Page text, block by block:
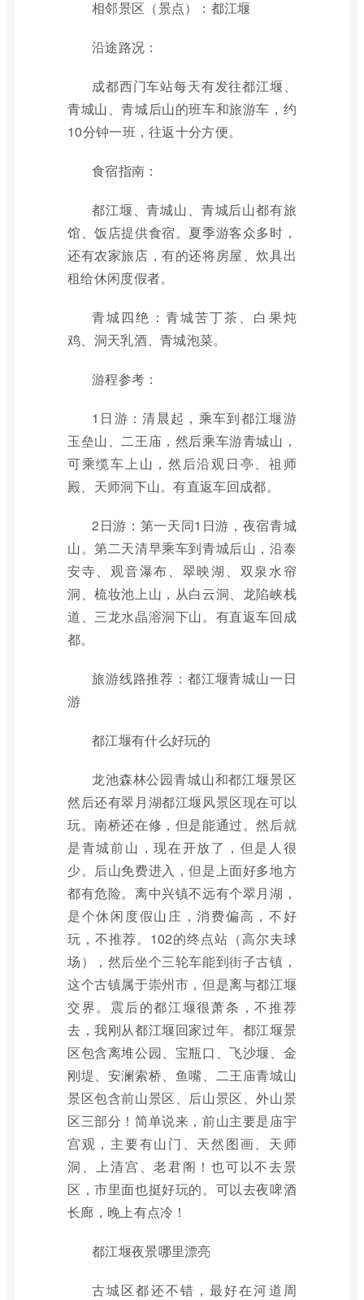
相邻景区（景点）：都江堰
沿途路况：
成都西门车站每天有发往都江堰、
青城山、青城后山的班车和旅游车，约
10分钟一班，往返十分方便。
食宿指南：
都江堰、青城山、青城后山都有旅
馆、饭店提供食宿。夏季游客众多时，
还有农家旅店，有的还将房屋、炊具出
租给休闲度假者。
青城四绝：青城苦丁茶、白果炖
鸡、洞天乳酒、青城泡菜。
游程参考：
1日游：清晨起，乘车到都江堰游
玉垒山、二王庙，然后乘车游青城山，
可乘缆车上山，然后沿观日亭、祖师
殿、天师洞下山。有直返车回成都。
2日游：第一天同1日游，夜宿青城
山。第二天清早乘车到青城后山，沿泰
安寺、观音瀑布、翠映湖、双泉水帘
洞、梳妆池上山，从白云洞、龙陷峡栈
道、三龙水晶溶洞下山。有直返车回成
都。
旅游线路推荐：都江堰青城山一日
游
都江堰有什么好玩的
龙池森林公园青城山和都江堰景区
然后还有翠月湖都江堰风景区现在可以
玩。南桥还在修，但是能通过。然后就
是青城前山，现在开放了，但是人很
少。后山免费进入，但是上面好多地方
都有危险。离中兴镇不远有个翠月湖，
是个休闲度假山庄，消费偏高，不好
玩，不推荐。102的终点站（高尔夫球
场），然后坐个三轮车能到街子古镇，
这个古镇属于崇州市，但是离与都江堰
交界。震后的都江堰很萧条，不推荐
去，我刚从都江堰回家过年。都江堰景
区包含离堆公园、宝瓶口、飞沙堰、金
刚堤、安澜索桥、鱼嘴、二王庙青城山
景区包含前山景区、后山景区、外山景
区三部分！简单说来，前山主要是庙宇
宫观，主要有山门、天然图画、天师
洞、上清宫、老君阁！也可以不去景
区，市里面也挺好玩的。可以去夜啤酒
长廊，晚上有点冷！
都江堰夜景哪里漂亮
古城区都还不错，最好在河道周